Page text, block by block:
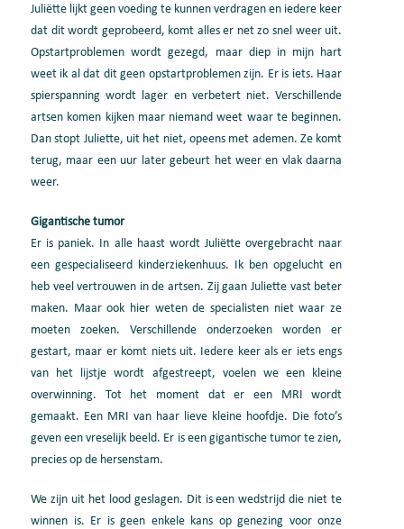
Juliëtte lijkt geen voeding te kunnen verdragen en iedere keer
dat dit wordt geprobeerd, komt alles er net zo snel weer uit.
Opstartproblemen wordt gezegd, maar diep in mijn hart
weet ik al dat dit geen opstartproblemen zijn. Er is iets. Haar
spierspanning wordt lager en verbetert niet. Verschillende
artsen komen kijken maar niemand weet waar te beginnen.
Dan stopt Juliette, uit het niet, opeens met ademen. Ze komt
terug, maar een uur later gebeurt het weer en vlak daarna
weer.
Gigantische tumor
Er is paniek. In alle haast wordt Juliëtte overgebracht naar
een gespecialiseerd kinderziekenhuus. Ik ben opgelucht en
heb veel vertrouwen in de artsen. Zij gaan Juliette vast beter
maken. Maar ook hier weten de specialisten niet waar ze
moeten zoeken. Verschillende onderzoeken worden er
gestart, maar er komt niets uit. Iedere keer als er iets engs
van het lijstje wordt afgestreept, voelen we een kleine
overwinning. Tot het moment dat er een MRI wordt
gemaakt. Een MRI van haar lieve kleine hoofdje. Die foto’s
geven een vreselijk beeld. Er is een gigantische tumor te zien,
precies op de hersenstam.
We zijn uit het lood geslagen. Dit is een wedstrijd die niet te
winnen is. Er is geen enkele kans op genezing voor onze